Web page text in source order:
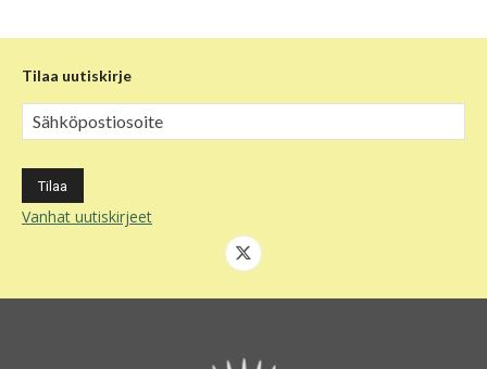
Tilaa uutiskirje
Vanhat uutiskirjeet